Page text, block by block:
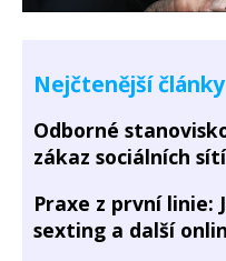
Nejčtenější
Odborné
zákaz sociálních
Praxe z první linie:
sexting a další